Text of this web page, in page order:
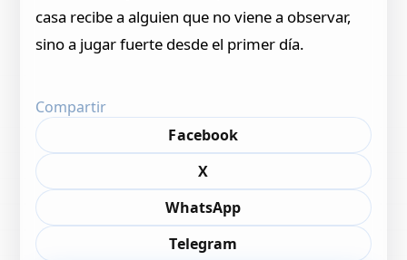
casa recibe a alguien que no viene a observar,
sino a jugar fuerte desde el primer día.
Compartir
Facebook
X
WhatsApp
Telegram